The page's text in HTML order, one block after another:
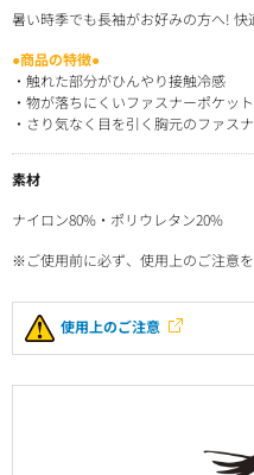
暑い時季でも長袖がお好みの方へ! 快
●商品の特徴●
・触れた部分がひんやり接触冷感
・物が落ちにくいファスナーポケット
・さり気なく目を引く胸元のファス
素材
ナイロン80%・ポリウレタン20%
※ご使用前に必ず、使用上のご注意を
使用上のご注意